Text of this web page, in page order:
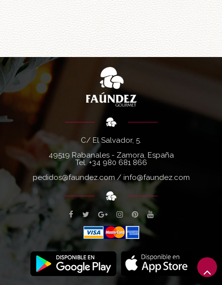
C/ El Salvador, 5.
49519 Rabanales - Zamora. España
Tel.+34 980 681 866
pedidos@faundez.com/ info@faundez.com